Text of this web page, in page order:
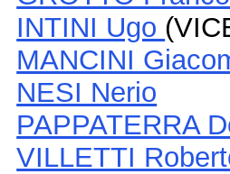
INTINI Ugo
MANCINI
NESI Nerio
PAPPATERRA
VILLETTI